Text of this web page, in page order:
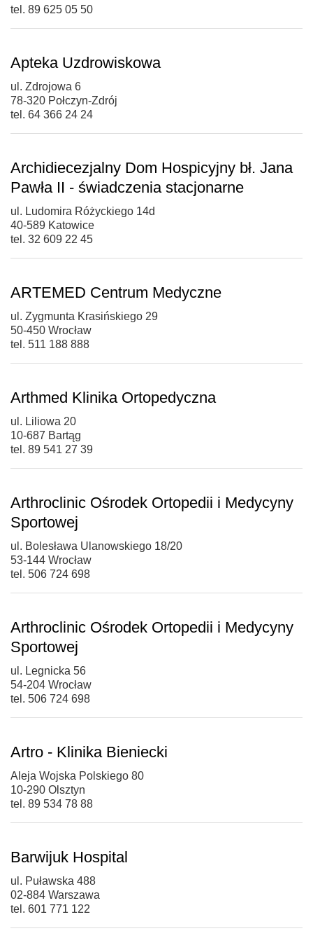
tel. 89 625 05 50
Apteka Uzdrowiskowa
ul. Zdrojowa 6
78-320 Połczyn-Zdrój
tel. 64 366 24 24
Archidiecezjalny Dom Hospicyjny bł. Jana
Pawła II - świadczenia stacjonarne
ul. Ludomira Różyckiego 14d
40-589 Katowice
tel. 32 609 22 45
ARTEMED Centrum Medyczne
ul. Zygmunta Krasińskiego 29
50-450 Wrocław
tel. 511 188 888
Arthmed Klinika Ortopedyczna
ul. Liliowa 20
10-687 Bartąg
tel. 89 541 27 39
Arthroclinic Ośrodek Ortopedii i Medycyny
Sportowej
ul. Bolesława Ulanowskiego 18/20
53-144 Wrocław
tel. 506 724 698
Arthroclinic Ośrodek Ortopedii i Medycyny
Sportowej
ul. Legnicka 56
54-204 Wrocław
tel. 506 724 698
Artro - Klinika Bieniecki
Aleja Wojska Polskiego 80
10-290 Olsztyn
tel. 89 534 78 88
Barwijuk Hospital
ul. Puławska 488
02-884 Warszawa
tel. 601 771 122